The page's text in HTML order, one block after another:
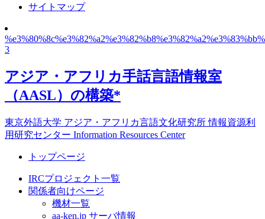
サイトマップ
3
アジア・アフリカ手話言語情報室
（AASL）の構築*
東京外語大学 アジア・アフリカ言語文化研究所 情報資源利
用研究センター Information Resources Center
トップページ
IRCプロジェクト一覧
関係者向けページ
機材一覧
aa-ken.jp サーバ情報